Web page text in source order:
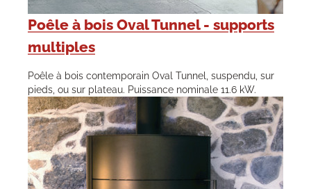
Poêle à bois Oval Tunnel - supports
multiples
Poêle à bois contemporain Oval Tunnel, suspendu, sur
pieds, ou sur plateau. Puissance nominale 11.6 kW.